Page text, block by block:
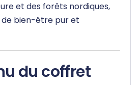
et des forêts nordiques,
bien-être pur et
du coffret